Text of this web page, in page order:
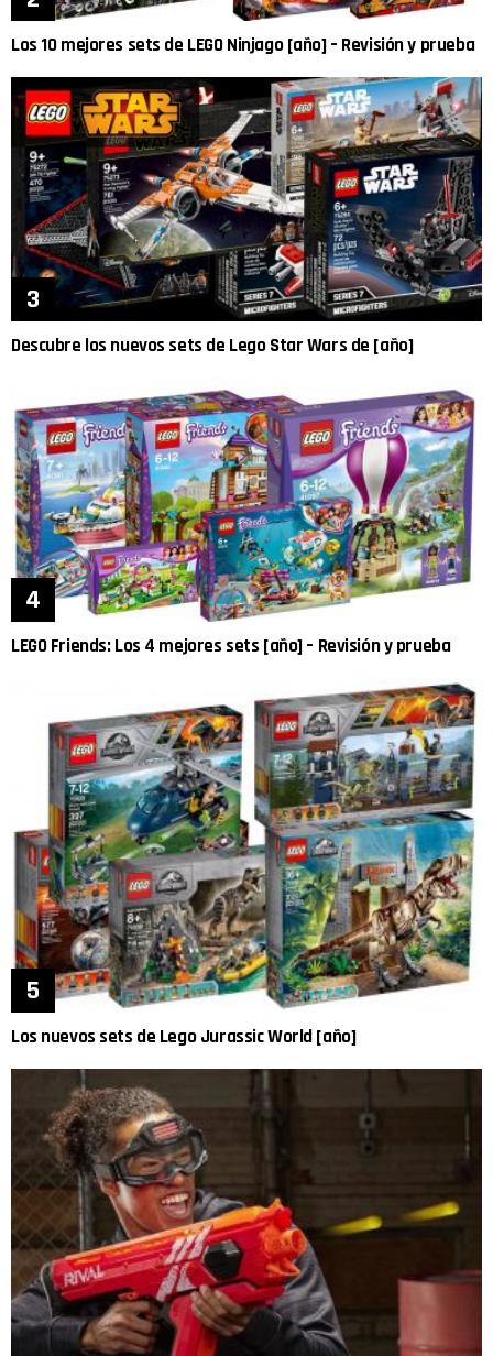
Los 10 mejores sets de LEGO Ninjago [año] – Revisión y prueba
Descubre los nuevos sets de Lego Star Wars de [año]
LEGO Friends: Los 4 mejores sets [año] – Revisión y prueba
Los nuevos sets de Lego Jurassic World [año]